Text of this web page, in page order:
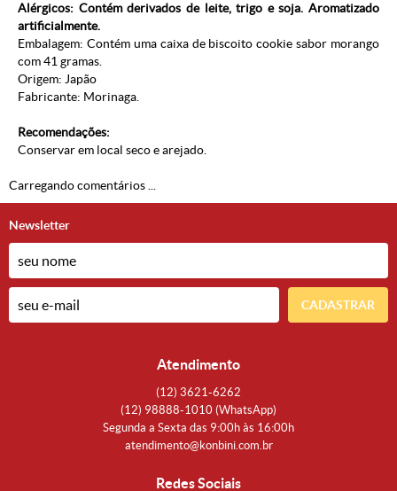
Alérgicos: Contém derivados de leite, trigo e soja. Aromatizado
artificialmente.
Embalagem: Contém uma caixa de biscoito cookie sabor morango
com 41 gramas.
Origem: Japão
Fabricante: Morinaga.
Recomendações:
Conservar em local seco e arejado.
Carregando comentários ...
Newsletter
CADASTRAR
Atendimento
(12) 3621-6262
(12) 98888-1010 (WhatsApp)
Segunda a Sexta das 9:00h às 16:00h
atendimento@konbini.com.br
Redes Sociais